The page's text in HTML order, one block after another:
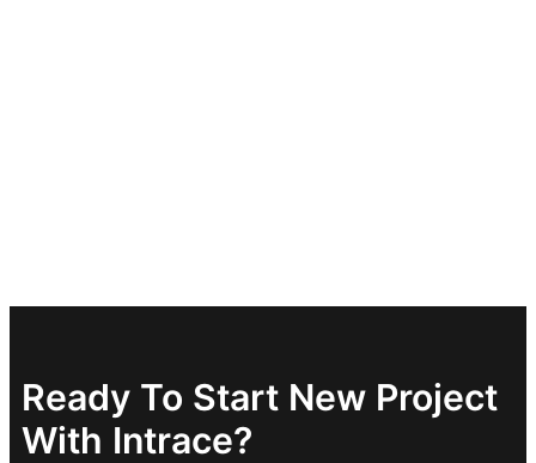
Ready To Start New Project
With Intrace?